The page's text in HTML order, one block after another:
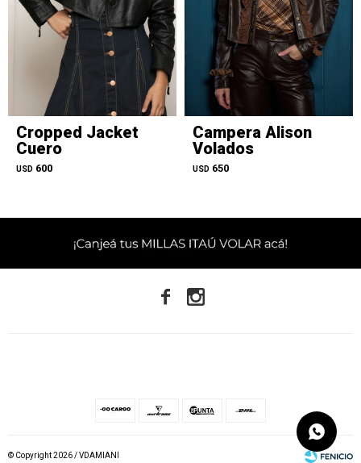
Cropped Jacket
Cuero
USD 600
Campera Alison
Volados
USD 650
 
© Copyright 2026 / VDAMIANI